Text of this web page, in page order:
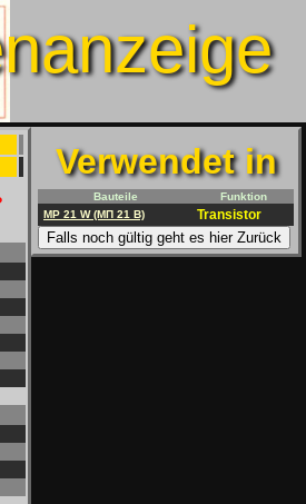
Verwendet in
Bauteile
Funktion
MP 21 W (MП 21 B)
Transistor
Falls noch gültig geht es hier Zurück